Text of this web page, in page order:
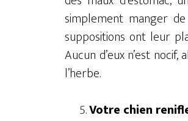
simplement manger
suppositions ont leur
Aucun d’eux n’est
l’herbe.
Votre chien